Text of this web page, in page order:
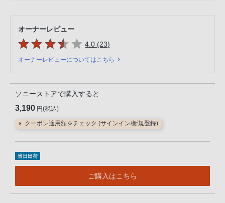
オーナーレビュー
5つの星のうち
4.0 (23件のレビュー
)
オーナーレビューについてはこちら
ソニーストアで購入すると
3,190 円(税込)
クーポン適用額をチェック (サインイン/新規登録)
当日出荷
ご購入はこちら